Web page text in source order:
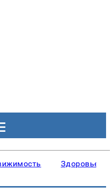
Здоровье